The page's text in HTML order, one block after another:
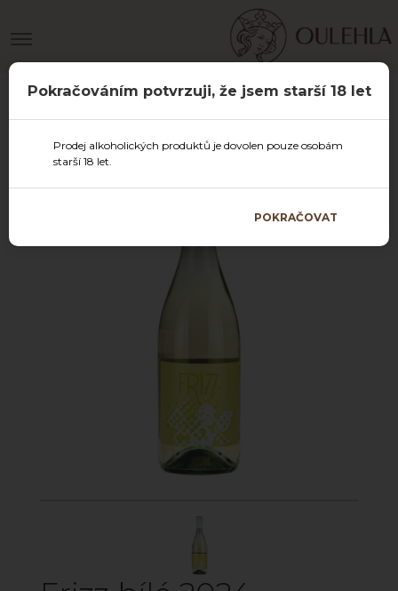
Pokračováním potvrzuji, že jsem starší 18 let
Prodej alkoholických produktů je dovolen pouze osobám
starší 18 let.
POKRAČOVAT